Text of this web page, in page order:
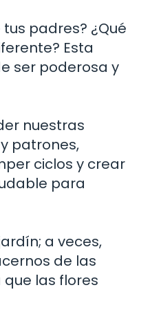
padres? ¿Qué
Esta
ser poderosa y
nuestras
patrones,
ciclos y crear
para
a veces,
de las
las flores